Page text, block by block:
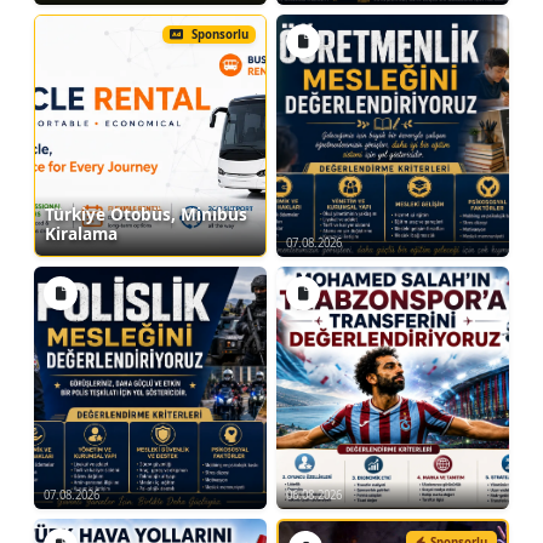
Temel stratejik hareketler ve
pozisyonlar
Strateji pratiği
Rakip Analiz Teknikleri:
Rakip analizi yapmanın önemi
Rakibin zayıf ve güçlü yönlerini
belirleme
Pratik uygulamalar
Strateji Uygulamalı Mini Maçlar:
Öğrenilen stratejilerin mini maçlarda
uygulanması
Pratik uygulamalar ve geri bildirimler
-Kondisyon ve Dayanıklılık
Nevşehir Tenis KursuKondisyon Artırıcı
Sponsorlu
Türkiye Otobüs, Minibüs
Kiralama
07.08.2026
07.08.2026 06.08.2026